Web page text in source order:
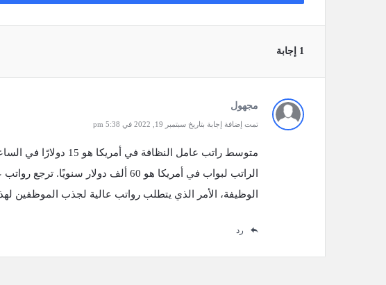
‫1 إجابة
مجهول
تمت إضافة إجابة بتاريخ سبتمبر 19, 2022 في 5:38 pm
الراتب لبواب في أمريكا هو 60 ألف
الوظيفة، الأمر الذي يتطلب رواتب عالية لجذب الموظفين
رد